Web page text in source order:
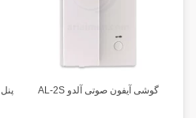
گوشی آیفون صوتی آلدو AL-2S